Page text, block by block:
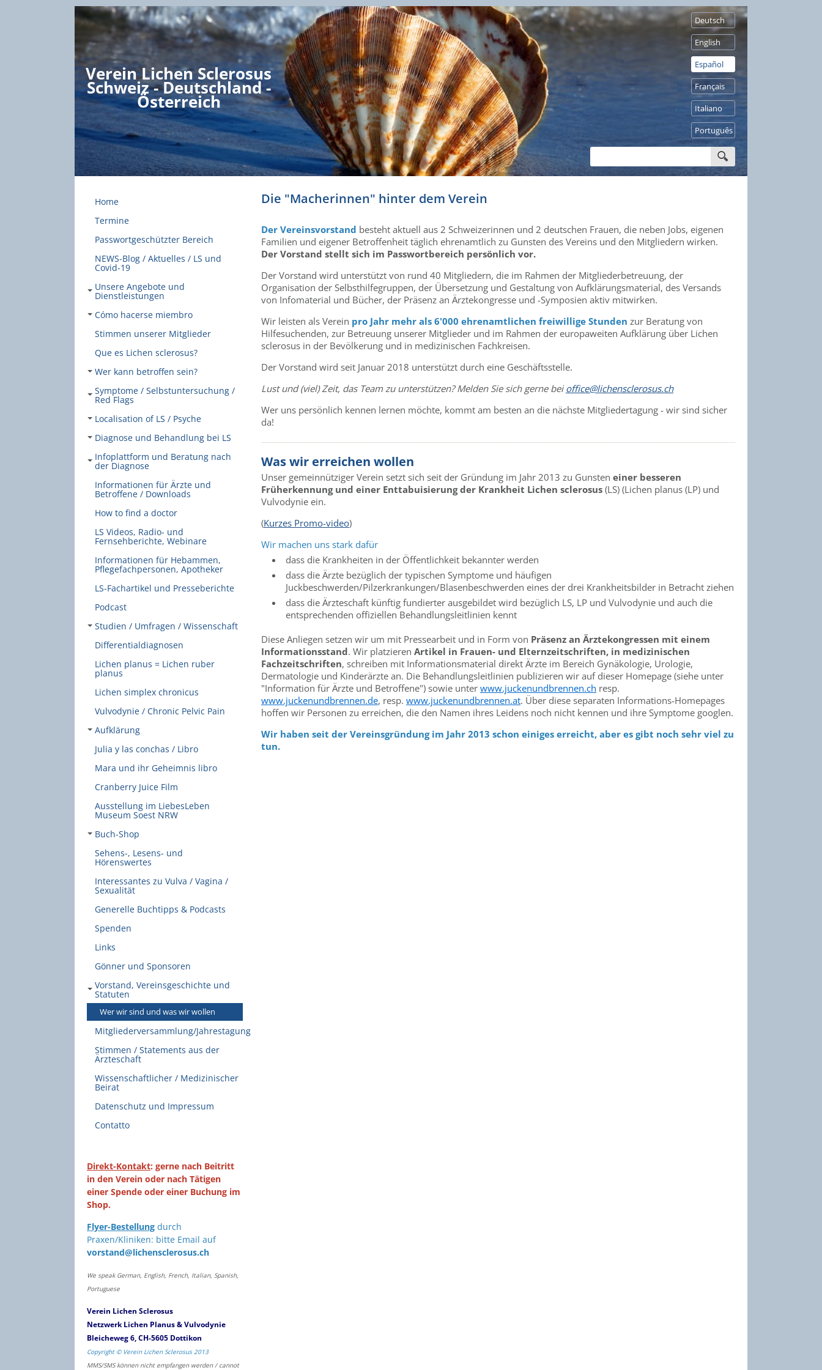
Verein Lichen Sclerosus
Schweiz - Deutschland -
Österreich
Deutsch
English
Español
Français
Italiano
Português
Home
Termine
Passwortgeschützter Bereich
NEWS-Blog / Aktuelles / LS und
Covid-19
Unsere Angebote und
Dienstleistungen
Cómo hacerse miembro
Stimmen unserer Mitglieder
Que es Lichen sclerosus?
Wer kann betroffen sein?
Symptome / Selbstuntersuchung /
Red Flags
Localisation of LS / Psyche
Diagnose und Behandlung bei LS
Infoplattform und Beratung nach
der Diagnose
Informationen für Ärzte und
Betroffene / Downloads
How to find a doctor
LS Videos, Radio- und
Fernsehberichte, Webinare
Informationen für Hebammen,
Pflegefachpersonen, Apotheker
LS-Fachartikel und Presseberichte
Podcast
Studien / Umfragen / Wissenschaft
Differentialdiagnosen
Lichen planus = Lichen ruber
planus
Lichen simplex chronicus
Vulvodynie / Chronic Pelvic Pain
Aufklärung
Julia y las conchas / Libro
Mara und ihr Geheimnis libro
Cranberry Juice Film
Ausstellung im LiebesLeben
Museum Soest NRW
Buch-Shop
Sehens-, Lesens- und
Hörenswertes
Interessantes zu Vulva / Vagina /
Sexualität
Generelle Buchtipps & Podcasts
Spenden
Links
Gönner und Sponsoren
Vorstand, Vereinsgeschichte und
Statuten
Wer wir sind und was wir wollen
Mitgliederversammlung/Jahrestagung
Stimmen / Statements aus der
Ärzteschaft
Wissenschaftlicher / Medizinischer
Beirat
Datenschutz und Impressum
Contatto
Direkt-Kontakt: gerne nach Beitritt
in den Verein oder nach Tätigen
einer Spende oder einer Buchung im
Shop.
Flyer-Bestellung durch
Praxen/Kliniken: bitte Email auf
vorstand@lichensclerosus.ch
We speak German, English, French, Italian, Spanish,
Portuguese
Verein Lichen Sclerosus
Netzwerk Lichen Planus & Vulvodynie
Bleicheweg 6, CH-5605 Dottikon
Copyright © Verein Lichen Sclerosus 2013
MMS/SMS können nicht empfangen werden / cannot
Die "Macherinnen" hinter dem Verein
Der Vereinsvorstand besteht aktuell aus 2 Schweizerinnen und 2 deutschen Frauen, die neben Jobs, eigenen
Familien und eigener Betroffenheit täglich ehrenamtlich zu Gunsten des Vereins und den Mitgliedern wirken.
Der Vorstand stellt sich im Passwortbereich persönlich vor.
Der Vorstand wird unterstützt von rund 40 Mitgliedern, die im Rahmen der Mitgliederbetreuung, der
Organisation der Selbsthilfegruppen, der Übersetzung und Gestaltung von Aufklärungsmaterial, des Versands
von Infomaterial und Bücher, der Präsenz an Ärztekongresse und -Symposien aktiv mitwirken.
Wir leisten als Verein pro Jahr mehr als 6'000 ehrenamtlichen freiwillige Stunden zur Beratung von
Hilfesuchenden, zur Betreuung unserer Mitglieder und im Rahmen der europaweiten Aufklärung über Lichen
sclerosus in der Bevölkerung und in medizinischen Fachkreisen.
Der Vorstand wird seit Januar 2018 unterstützt durch eine Geschäftsstelle.
Lust und (viel) Zeit, das Team zu unterstützen? Melden Sie sich gerne beioffice@lichensclerosus.ch
Wer uns persönlich kennen lernen möchte, kommt am besten an die nächste Mitgliedertagung - wir sind sicher
da!
Was wir erreichen wollen
Unser gemeinnütziger Verein setzt sich seit der Gründung im Jahr 2013 zu Gunsten einer besseren
Früherkennung und einer Enttabuisierung der Krankheit Lichen sclerosus (LS) (Lichen planus (LP) und
Vulvodynie ein.
(Kurzes Promo-video)
Wir machen uns stark dafür
dass die Krankheiten in der Öffentlichkeit bekannter werden
dass die Ärzte bezüglich der typischen Symptome und häufigen
Juckbeschwerden/Pilzerkrankungen/Blasenbeschwerden eines der drei Krankheitsbilder in Betracht ziehen
dass die Ärzteschaft künftig fundierter ausgebildet wird bezüglich LS, LP und Vulvodynie und auch die
entsprechenden offiziellen Behandlungsleitlinien kennt
Diese Anliegen setzen wir um mit Pressearbeit und in Form von Präsenz an Ärztekongressen mit einem
Informationsstand. Wir platzieren Artikel in Frauen- und Elternzeitschriften, in medizinischen
Fachzeitschriften, schreiben mit Informationsmaterial direkt Ärzte im Bereich Gynäkologie, Urologie,
Dermatologie und Kinderärzte an. Die Behandlungsleitlinien publizieren wir auf dieser Homepage (siehe unter
"Information für Ärzte und Betroffene") sowie unter www.juckenundbrennen.ch resp.
www.juckenundbrennen.de, resp. www.juckenundbrennen.at. Über diese separaten Informations-Homepages
hoffen wir Personen zu erreichen, die den Namen ihres Leidens noch nicht kennen und ihre Symptome googlen.
Wir haben seit der Vereinsgründung im Jahr 2013 schon einiges erreicht, aber es gibt noch sehr viel zu
tun.